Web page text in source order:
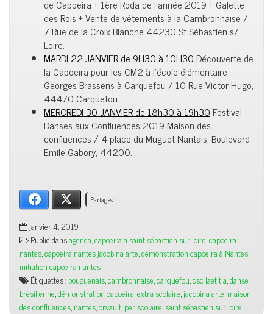
de Capoeira + 1ère Roda de l’année 2019 + Galette
des Rois + Vente de vêtements à la Cambronnaise /
7 Rue de la Croix Blanche 44230 St Sébastien s/
Loire.
MARDI 22 JANVIER de 9H30 à 10H30 Découverte de
la Capoeira pour les CM2 à l’école élémentaire
Georges Brassens à Carquefou / 10 Rue Victor Hugo,
44470 Carquefou.
MERCREDI 30 JANVIER de 18h30 à 19h30 Festival
Danses aux Confluences 2019 Maison des
confluences / 4 place du Muguet Nantais, Boulevard
Emile Gabory, 44200.
Facebook X Partages
janvier 4, 2019
Publié dansagenda,capoeira a saint sébastien sur loire,capoeira
nantes,capoeira nantes jacobina arte,démonstration capoeira à Nantes,
initiation capoeira nantes
Étiquettes :bouguenais,cambronnaise,carquefou,csc laetitia,danse
bresilienne,démonstration capoeira,extra scolaire,jacobina arte,maison
des confluences,nantes,orvault,periscolaire,saint sébastien sur loire